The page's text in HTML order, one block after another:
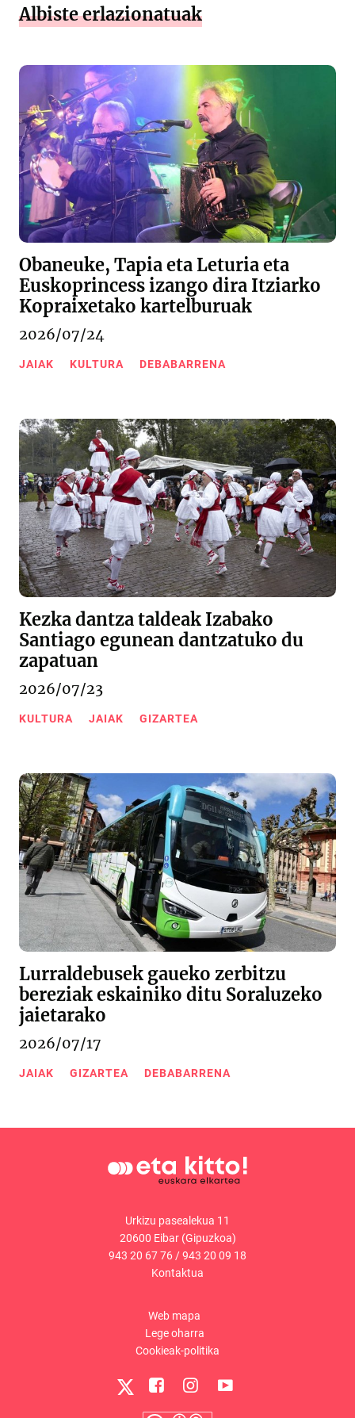
Albiste erlazionatuak
Obaneuke, Tapia eta Leturia eta
Euskoprincess izango dira Itziarko
Kopraixetako kartelburuak
2026/07/24
JAIAK KULTURA DEBABARRENA
Kezka dantza taldeak Izabako
Santiago egunean dantzatuko du
zapatuan
2026/07/23
KULTURA JAIAK GIZARTEA
Lurraldebusek gaueko zerbitzu
bereziak eskainiko ditu Soraluzeko
jaietarako
2026/07/17
JAIAK GIZARTEA DEBABARRENA
Urkizu pasealekua 11
20600 Eibar (Gipuzkoa)
943 20 67 76/943 20 09 18
Kontaktua
Web mapa
Lege oharra
Cookieak-politika